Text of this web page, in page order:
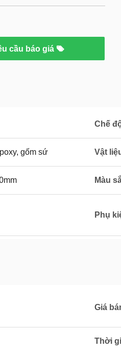
cầu báo giá
Chế
gốm sứ Vật
Màu
Phụ
Giá
Thời